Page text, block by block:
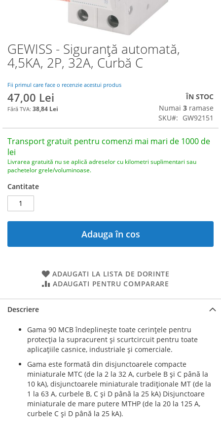
GEWISS - Siguranță automată,
4,5KA, 2P, 32A, Curbă C
Fii primul care face o recenzie acestui produs
47,00 Lei
38,84 Lei
ÎN STOC
Numai 3 ramase
SKU
GW92151
Transport gratuit pentru comenzi mai mari de 1000 de
lei
Livrarea gratuită nu se aplică adreselor cu kilometri suplimentari sau
pachetelor grele/voluminoase.
Cantitate
Adauga în cos
ADAUGATI LA LISTA DE DORINTE
ADAUGATI PENTRU COMPARARE
Skip
to
the
of
the
images
Descriere
Gama 90 MCB îndeplineşte toate cerinţele pentru
protecţia la supracurent şi scurtcircuit pentru toate
aplicaţiile casnice, industriale şi comerciale.
Gama este formată din disjunctoarele compacte
miniaturale MTC (de la 2 la 32 A, curbele B şi C până la
10 kA), disjunctoarele miniaturale tradiţionale MT (de la
1 la 63 A, curbele B, C şi D până la 25 kA) Disjunctoare
miniaturale de mare putere MTHP (de la 20 la 125 A,
curbele C şi D până la 25 kA).